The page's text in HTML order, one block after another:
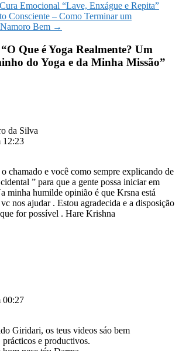
Emocional “Lave, Enxágue e Repita”
Consciente – Como Terminar um
Bem →
O Que é Yoga Realmente? Um
do Yoga e da Minha Missão”
da Silva
12:23
chamado e você como sempre explicando de
” para que a gente possa iniciar em
minha humilde opinião é que Krsna está
nos ajudar . Estou agradecida e a disposição
for possível . Hare Krishna
00:27
Giridari, os teus videos sáo bem
prácticos e productivos.